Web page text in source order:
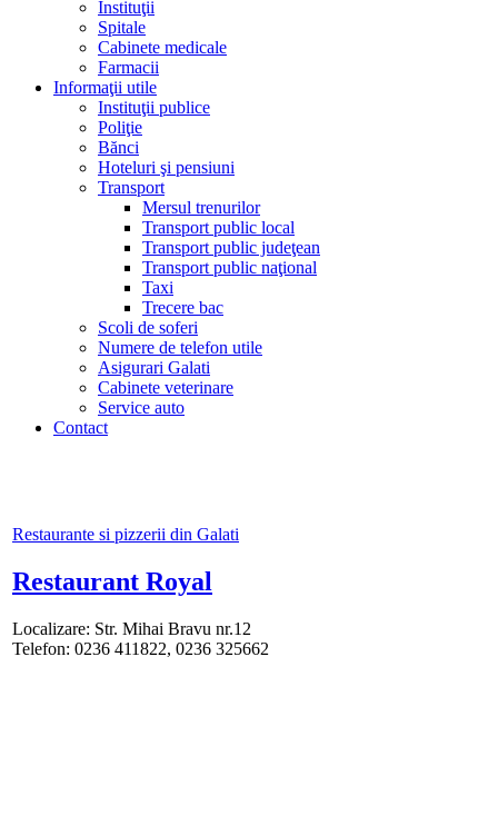
Instituţii
Spitale
Cabinete medicale
Farmacii
Informaţii utile
Instituţii publice
Poliţie
Bănci
Hoteluri şi pensiuni
Transport
Mersul trenurilor
Transport public local
Transport public judeţean
Transport public naţional
Taxi
Trecere bac
Scoli de soferi
Numere de telefon utile
Asigurari Galati
Cabinete veterinare
Service auto
Contact
Restaurante si pizzerii din Galati
Restaurant Royal
Localizare: Str. Mihai Bravu nr.12
Telefon: 0236 411822, 0236 325662